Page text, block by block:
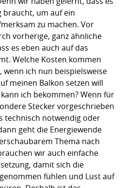
braucht, um auf ein
zu machen. Vor
vorherige, ganz ähnliche
es eben auch auf das
Welche Kosten kommen
wenn ich nun beispielsweise
meinen Balkon setzen will
ich bekommen? Wenn für
Stecker vorgeschrieben
technisch notwendig oder
geht die Energiewende
Thema nach
wir auch einfache
damit sich die
fühlen und Lust auf